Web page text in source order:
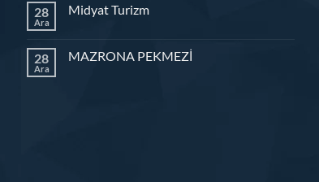
28
Ara
Midyat Turizm
28
Ara
MAZRONA PEKMEZİ